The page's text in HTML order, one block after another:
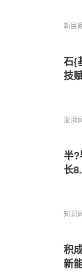
新民
石{
技
澎湃
半
长
知识
积
新